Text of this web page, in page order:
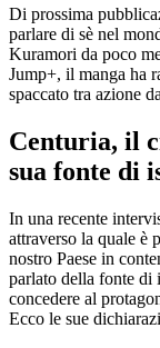
Di prossima
parlare di sè nel
Kuramori da poco
Jump+, il manga ha
spaccato tra azione
Centuria, il
sua fonte di
In una recente
attraverso la quale è
nostro Paese in
parlato della fonte di
concedere al
Ecco le sue